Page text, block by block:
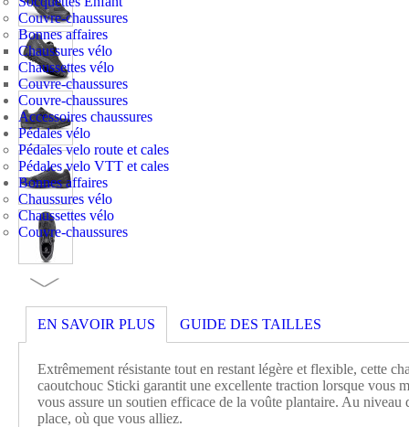
Couvre-chaussures
Bonnes affaires
Chaussures vélo
Chaussettes vélo
Couvre-chaussures
Couvre-chaussures
Accessoires chaussures
Pédales vélo
Pédales velo route et cales
Pédales velo VTT et cales
Bonnes affaires
Chaussures vélo
Chaussettes vélo
Couvre-chaussures
EN SAVOIR PLUS GUIDE DES TAILLES
Extrêmement résistante tout en restant légère et flexible, cette
caoutchouc Sticki garantit une excellente traction lorsque vous
vous assure un soutien efficace de la voûte plantaire. Au
place, où que vous alliez.